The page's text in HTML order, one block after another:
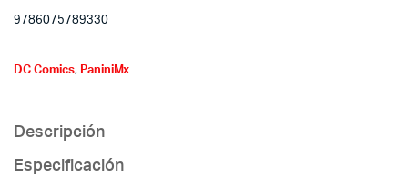
9786075789330
DC Comics, PaniniMx
Descripción
Especificación